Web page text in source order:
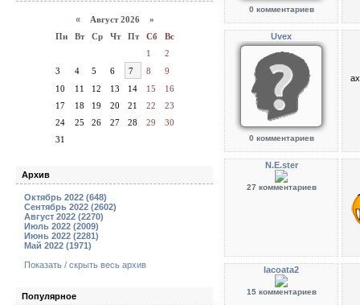
« Август 2026 »
Пн
Вт Ср Чт Пт Сб
Вс
1
2
3
4 5 6 7 8
9
10
11 12 13 14 15
16
17
18 19 20 21 22
23
24
25 26 27 28 29
30
31
Архив
Октябрь 2022 (648)
Сентябрь 2022 (2602)
Август 2022 (2270)
Июль 2022 (2009)
Июнь 2022 (2281)
Май 2022 (1971)
Показать / скрыть весь архив
Популярное
0 комментариев
Uvex
0 комментариев
N.E.ster
27 комментариев
lacoata2
15 комментариев